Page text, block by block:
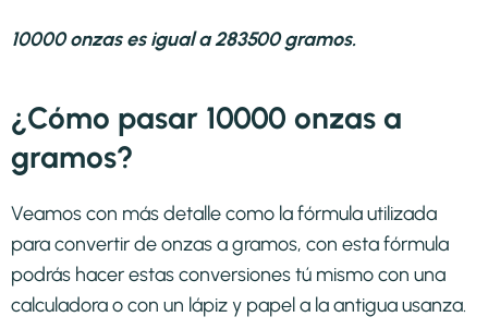
10000 onzas es igual a 283500 gramos.
¿Cómo pasar 10000 onzas a
gramos?
Veamos con más detalle como la fórmula utilizada
para convertir de onzas a gramos, con esta fórmula
podrás hacer estas conversiones tú mismo con una
calculadora o con un lápiz y papel a la antigua usanza.